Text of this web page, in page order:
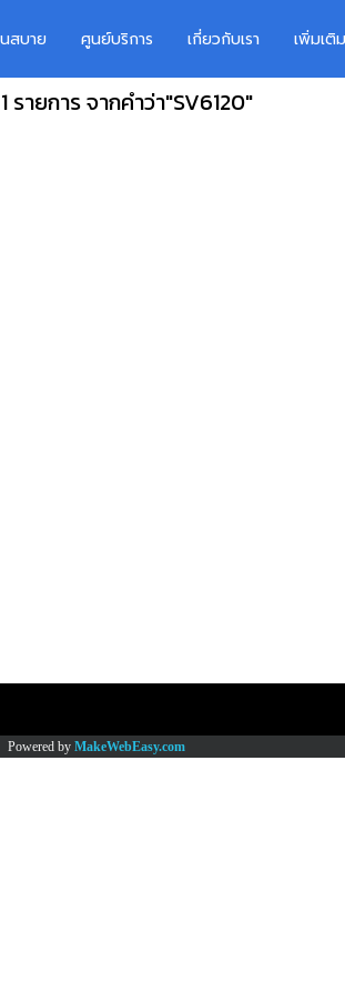
สบาย ศูนย์บริการ เกี่ยวกับเรา เพิ่มเ
รายการ จากคำว่า"SV6120"
Powered by MakeWebEasy.com